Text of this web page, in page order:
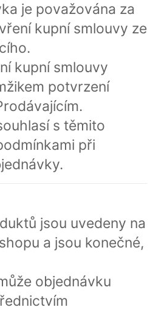
je považována za
kupní smlouvy ze
kupní smlouvy
potvrzení
s těmito
při
jsou uvedeny na
a jsou konečné,
objednávku